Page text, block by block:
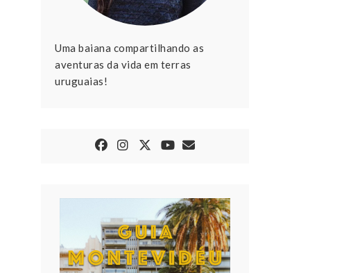
Uma baiana compartilhando as
aventuras da vida em terras
uruguaias!